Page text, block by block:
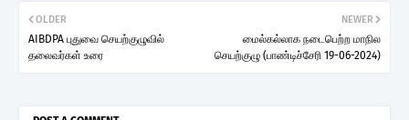
NEWER
மைல்கல்லாக நடைபெற்ற மாநில
செயற்குழு (பாண்டிச்சேரி 19-06-2024)
OLDER
AIBDPA புதுவை செயற்குழுவில்
தலைவர்கள் உரை